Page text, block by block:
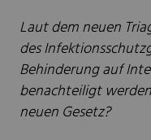
Laut dem neuen
des
Behinderung auf
benachteiligt
neuen Gesetz?